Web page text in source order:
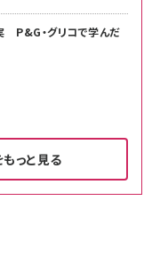
P&G・グリコで学んだ
っと見る